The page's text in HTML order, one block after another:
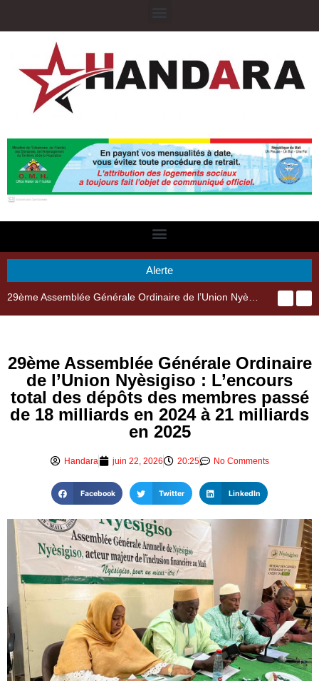
Alerte
29ème Assemblée Générale Ordinaire de l’Union Nyèsigiso : L’encours total des dépôts des membres passé de 18 milliards en 2024 à 21 milliards en 2025
29ème Assemblée Générale Ordinaire
de l’Union Nyèsigiso : L’encours
total des dépôts des membres passé
de 18 milliards en 2024 à 21 milliards
en 2025
Handara juin 22, 2026 20:25 No Comments
Facebook Twitter LinkedIn